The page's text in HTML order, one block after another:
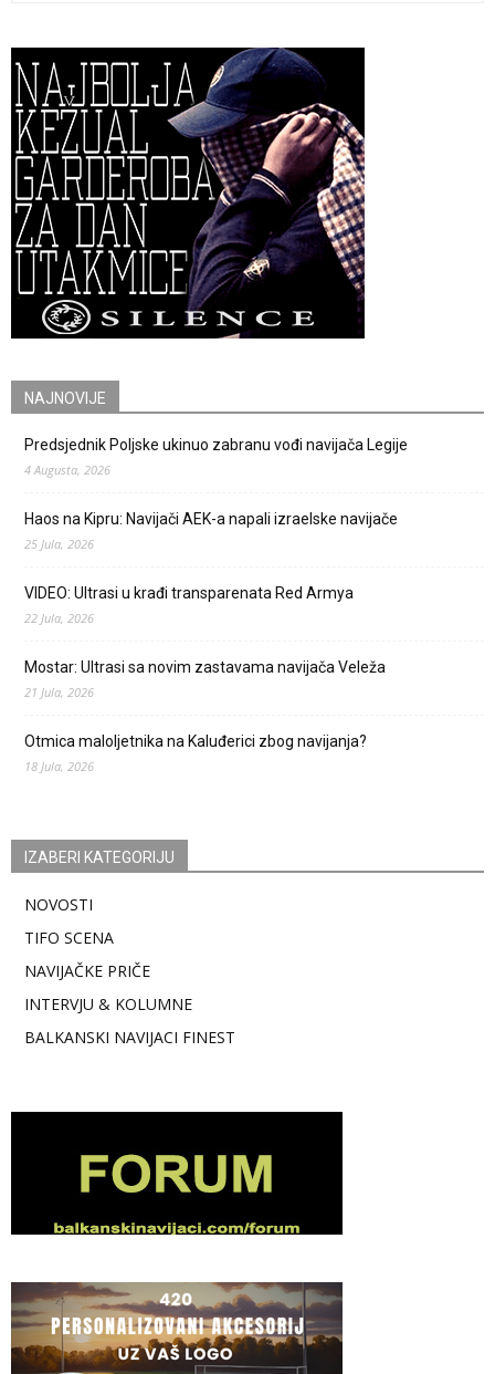
NAJNOVIJE
Predsjednik Poljske ukinuo zabranu vođi navijača Legije
4 Augusta, 2026
Haos na Kipru: Navijači AEK-a napali izraelske navijače
25 Jula, 2026
VIDEO: Ultrasi u krađi transparenata Red Armya
22 Jula, 2026
Mostar: Ultrasi sa novim zastavama navijača Veleža
21 Jula, 2026
Otmica maloljetnika na Kaluđerici zbog navijanja?
18 Jula, 2026
IZABERI KATEGORIJU
NOVOSTI
TIFO SCENA
NAVIJAČKE PRIČE
INTERVJU & KOLUMNE
BALKANSKI NAVIJACI FINEST